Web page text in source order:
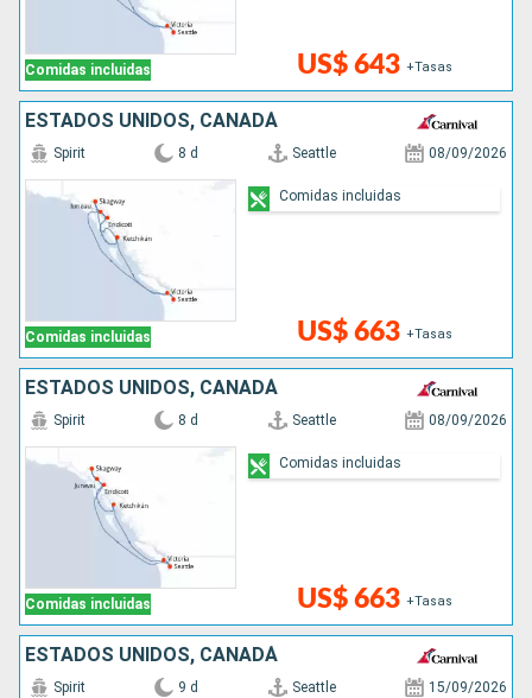
Comidas incluidas US$ 643 +Tasas
ESTADOS UNIDOS, CANADÁ
Comidas incluidas
Spirit 8 d Seattle 08/09/2026
US$ 663 +Tasas
Comidas incluidas
ESTADOS UNIDOS, CANADÁ
Comidas incluidas
Spirit 8 d Seattle 08/09/2026
US$ 663 +Tasas
Comidas incluidas
ESTADOS UNIDOS, CANADÁ
Spirit 9 d Seattle 15/09/2026